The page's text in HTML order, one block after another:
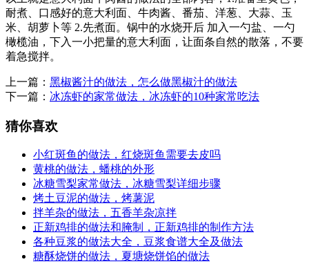
耐煮、口感好的意大利面、牛肉酱、番茄、洋葱、大蒜、玉
米、胡萝卜等 2.先煮面。锅中的水烧开后 加入一勺盐、一勺
橄榄油，下入一小把量的意大利面，让面条自然的散落，不要
着急搅拌。
上一篇： 黑椒酱汁的做法，怎么做黑椒汁的做法
下一篇： 冰冻虾的家常做法，冰冻虾的10种家常吃法
猜你喜欢
小红斑鱼的做法，红烧斑鱼需要去皮吗
黄桃的做法，蟠桃的外形
冰糖雪梨家常做法，冰糖雪梨详细步骤
烤土豆泥的做法，烤薯泥
拌羊杂的做法，五香羊杂凉拌
正新鸡排的做法和腌制，正新鸡排的制作方法
各种豆浆的做法大全，豆浆食谱大全及做法
糖酥烧饼的做法，夏塘烧饼馅的做法